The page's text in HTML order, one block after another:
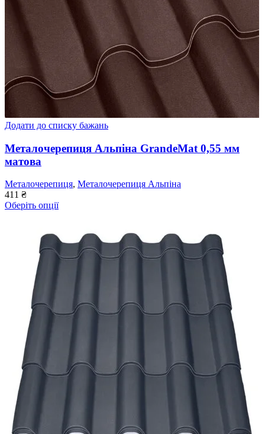
Додати до списку бажань
Металочерепиця Альпіна GrandeMat 0,55 мм
матова
Металочерепиця, Металочерепиця Альпіна
411 ₴
Оберіть опції